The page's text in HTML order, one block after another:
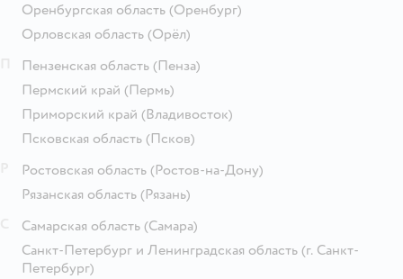
Оренбургская область (Оренбург)
Орловская область (Орёл)
Пензенская область (Пенза)
Пермский край (Пермь)
Приморский край (Владивосток)
Псковская область (Псков)
Ростовская область (Ростов-на-Дону)
Рязанская область (Рязань)
Самарская область (Самара)
Санкт-Петербург и Ленинградская область (г. Санкт-
Петербург)